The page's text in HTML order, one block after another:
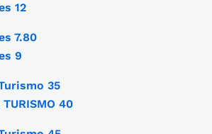
12
7.80
9
35
40